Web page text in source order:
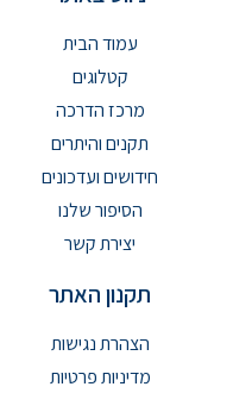
עמוד הבית
קטלוגים
מרכז הדרכה
תקנים והיתרים
חידושים ועדכונים
הסיפור שלנו
יצירת קשר
תקנון האתר
הצהרת נגישות
מדיניות פרטיות